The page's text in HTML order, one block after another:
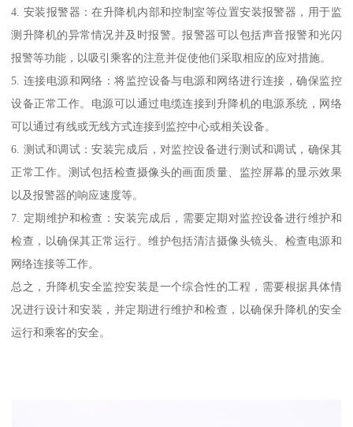
4. 安装报警器：在升降机内部和控制室等位置安装报警器，用于监
测升降机的异常情况并及时报警。报警器可以包括声音报警和光闪
报警等功能，以吸引乘客的注意并促使他们采取相应的应对措施。
5. 连接电源和网络：将监控设备与电源和网络进行连接，确保监控
设备正常工作。电源可以通过电缆连接到升降机的电源系统，网络
可以通过有线或无线方式连接到监控中心或相关设备。
6. 测试和调试：安装完成后，对监控设备进行测试和调试，确保其
正常工作。测试包括检查摄像头的画面质量、监控屏幕的显示效果
以及报警器的响应速度等。
7. 定期维护和检查：安装完成后，需要定期对监控设备进行维护和
检查，以确保其正常运行。维护包括清洁摄像头镜头、检查电源和
网络连接等工作。
总之，升降机安全监控安装是一个综合性的工程，需要根据具体情
况进行设计和安装，并定期进行维护和检查，以确保升降机的安全
运行和乘客的安全。